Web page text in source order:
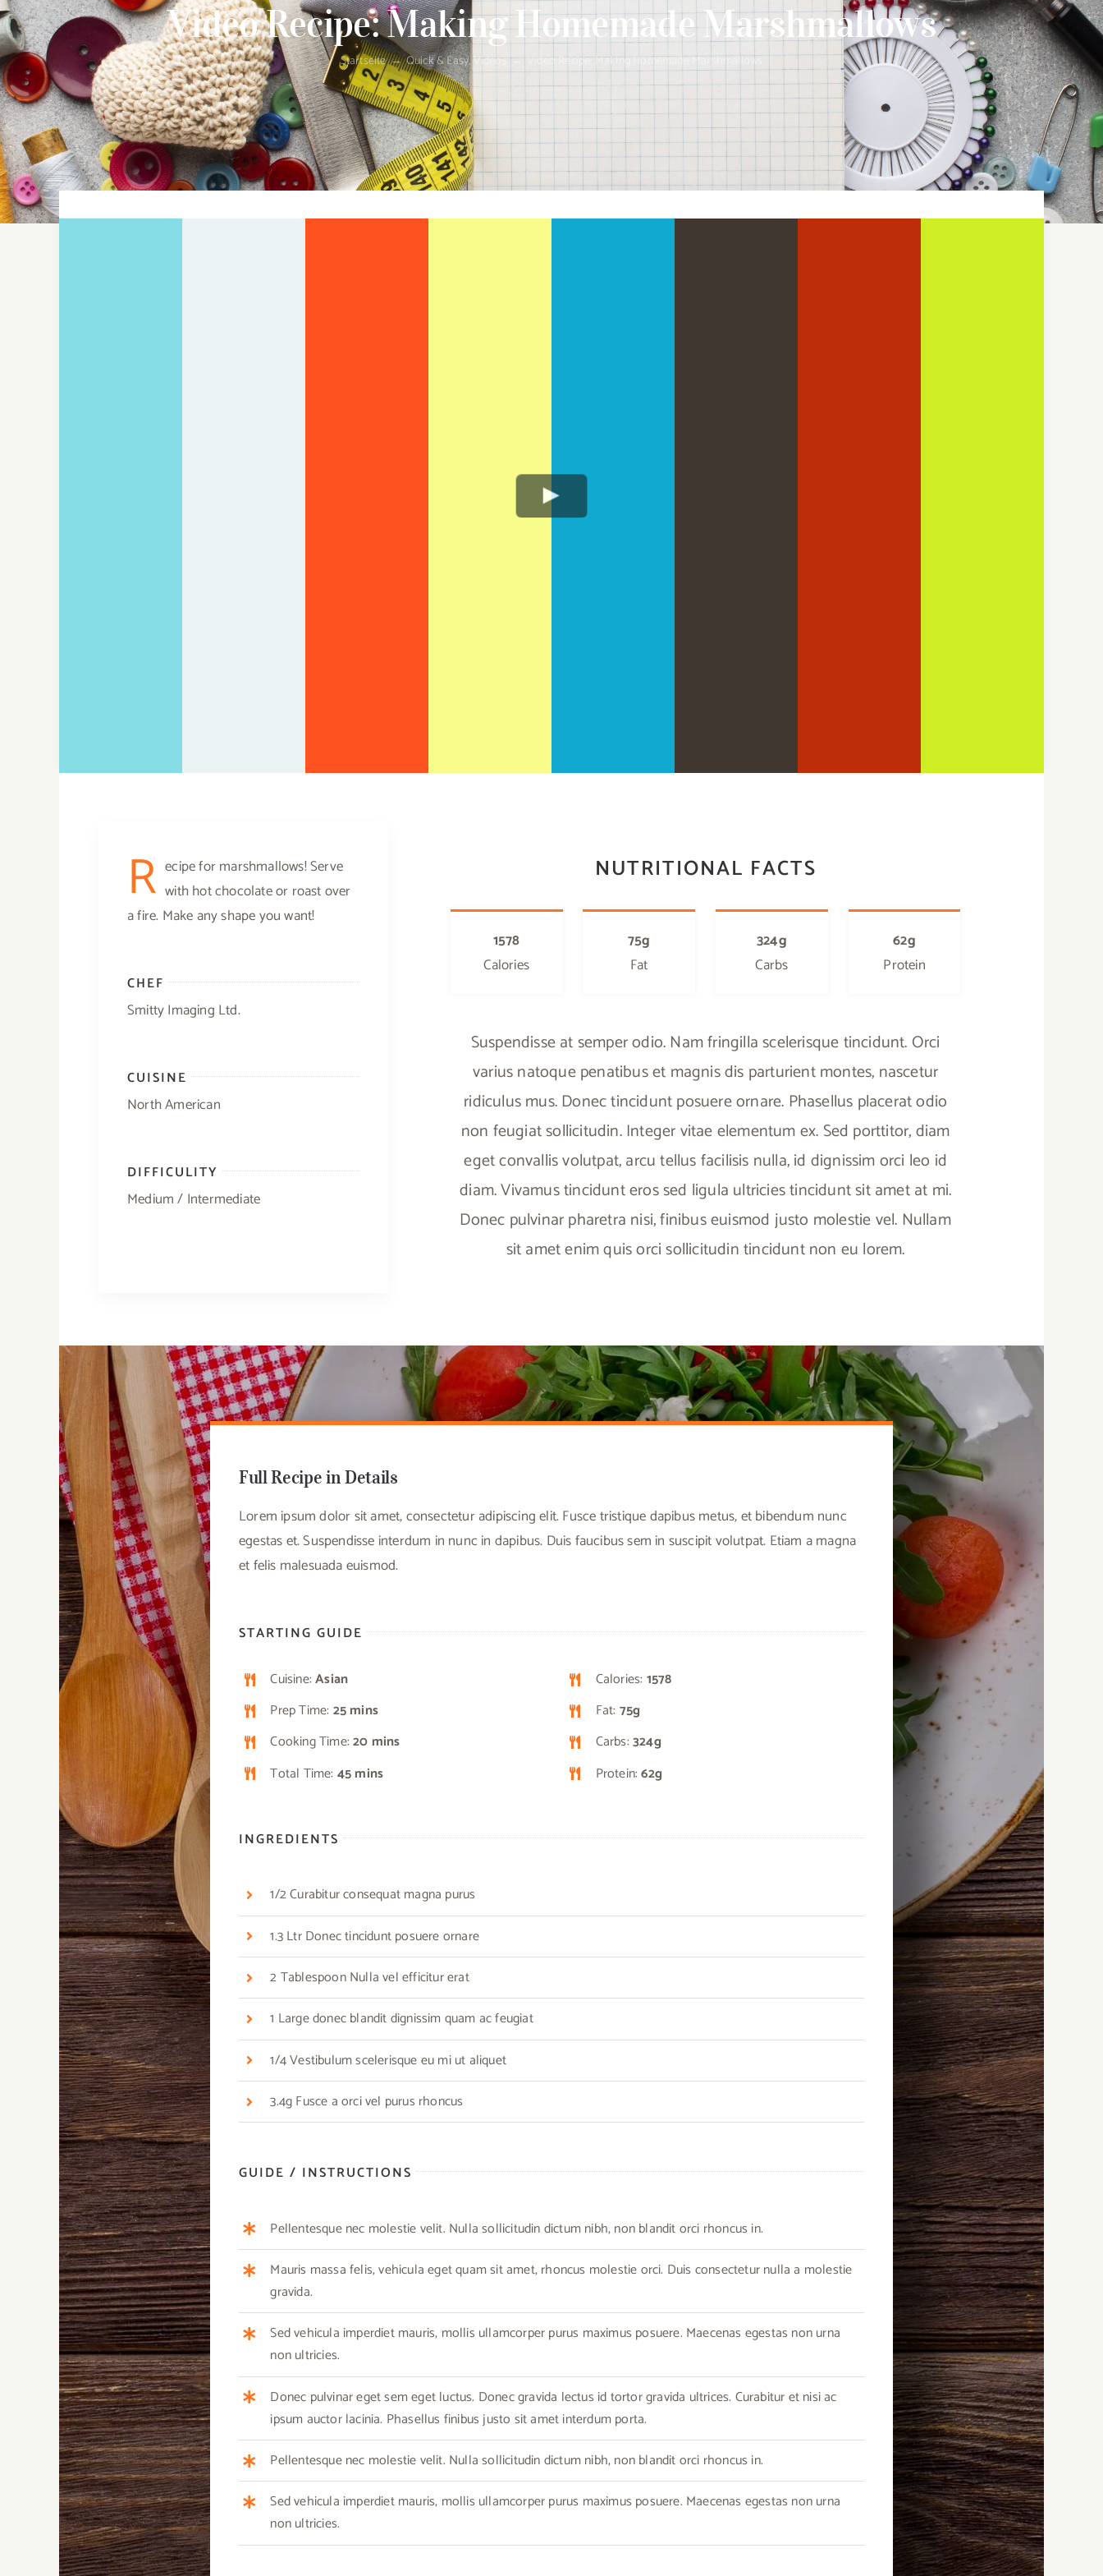
Video Recipe: Making Homemade Marshmallows
Startseite → Quick & Easy,Videos → Video Recipe: Making Homemade Marshmallows
R ecipe for marshmallows! Serve
with hot chocolate or roast over
a fire. Make any shape you want!
CHEF
Smitty Imaging Ltd.
CUISINE
North American
DIFFICULITY
Medium / Intermediate
NUTRITIONAL FACTS
1578
Calories
75g
Fat
324g
Carbs
62g
Protein
Suspendisse at semper odio. Nam fringilla scelerisque tincidunt. Orci
varius natoque penatibus et magnis dis parturient montes, nascetur
ridiculus mus. Donec tincidunt posuere ornare. Phasellus placerat odio
non feugiat sollicitudin. Integer vitae elementum ex. Sed porttitor, diam
eget convallis volutpat, arcu tellus facilisis nulla, id dignissim orci leo id
diam. Vivamus tincidunt eros sed ligula ultricies tincidunt sit amet at mi.
Donec pulvinar pharetra nisi, finibus euismod justo molestie vel. Nullam
sit amet enim quis orci sollicitudin tincidunt non eu lorem.
Full Recipe in Details
Lorem ipsum dolor sit amet, consectetur adipiscing elit. Fusce tristique dapibus metus, et bibendum nunc
egestas et. Suspendisse interdum in nunc in dapibus. Duis faucibus sem in suscipit volutpat. Etiam a magna
et felis malesuada euismod.
STARTING GUIDE
Cuisine:Asian
Prep Time: 25 mins
Cooking Time:20 mins
Total Time: 45 mins
Calories: 1578
Fat: 75g
Carbs:324g
Protein:62g
INGREDIENTS
1/2 Curabitur consequat magna purus
1.3 Ltr Donec tincidunt posuere ornare
2 Tablespoon Nulla vel efficitur erat
1 Large donec blandit dignissim quam ac feugiat
1/4 Vestibulum scelerisque eu mi ut aliquet
3.4g Fusce a orci vel purus rhoncus
GUIDE / INSTRUCTIONS
Pellentesque nec molestie velit. Nulla sollicitudin dictum nibh, non blandit orci rhoncus in.
Mauris massa felis, vehicula eget quam sit amet, rhoncus molestie orci. Duis consectetur nulla a molestie
gravida.
Sed vehicula imperdiet mauris, mollis ullamcorper purus maximus posuere. Maecenas egestas non urna
non ultricies.
Donec pulvinar eget sem eget luctus. Donec gravida lectus id tortor gravida ultrices. Curabitur et nisi ac
ipsum auctor lacinia. Phasellus finibus justo sit amet interdum porta.
Pellentesque nec molestie velit. Nulla sollicitudin dictum nibh, non blandit orci rhoncus in.
Sed vehicula imperdiet mauris, mollis ullamcorper purus maximus posuere. Maecenas egestas non urna
non ultricies.